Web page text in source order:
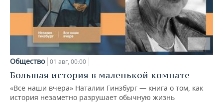
Общество 01 авг, 00:00
Большая история в маленькой комнате
«Все наши вчера» Наталии Гинзбург — книга о том, как
история незаметно разрушает обычную жизнь